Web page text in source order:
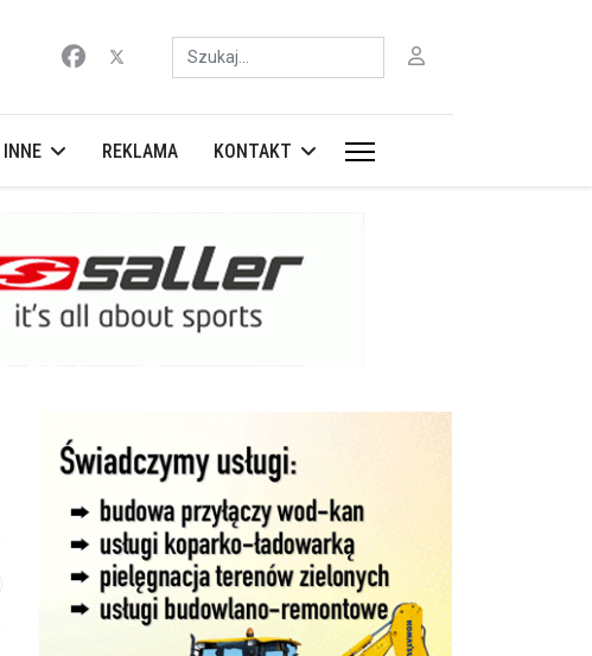
Szukaj
INNE REKLAMA KONTAKT